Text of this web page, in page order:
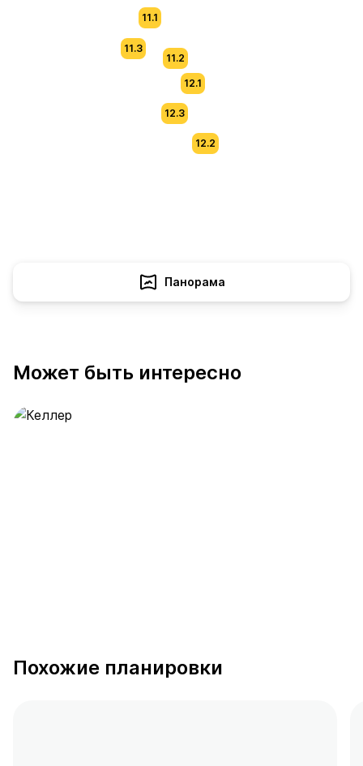
11.3
11.1
11.2
12.1
12.2
12.3
Панорама
Может быть интересно
Похожие планировки